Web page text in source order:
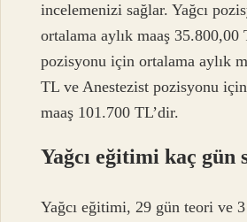
incelemenizi sağlar. Yağcı
ortalama aylık maaş
pozisyonu için ortalama aylık
TL ve Anestezist pozisyonu
maaş 101.700 TL’dir.
Yağcı eğitimi kaç gün
Yağcı eğitimi, 29 gün teori ve